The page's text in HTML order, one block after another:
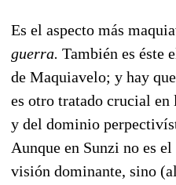
Es el aspecto más
guerra. También es éste
de Maquiavelo; y hay
es otro tratado crucial
y del dominio
Aunque en Sunzi no es
visión dominante, sino